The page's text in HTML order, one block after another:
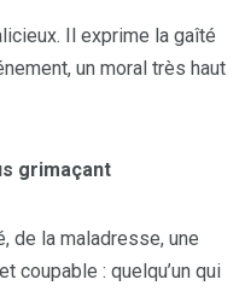
Il exprime la gaîté
un moral très haut
grimaçant
de la maladresse, une
coupable : quelqu’un qui